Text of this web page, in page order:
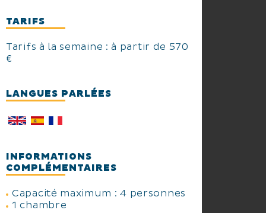
TARIFS
Tarifs à la semaine : à partir de 570
€
LANGUES PARLÉES
INFORMATIONS
COMPLÉMENTAIRES
Capacité maximum : 4 personnes
1 chambre